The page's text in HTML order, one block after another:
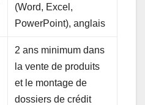
(Word, Excel,
PowerPoint), anglais
2 ans minimum dans
la vente de produits
et le montage de
dossiers de crédit